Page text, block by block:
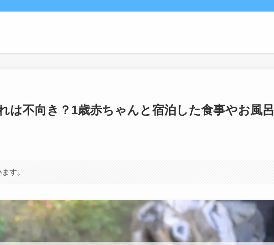
は不向き？1歳赤ちゃんと宿泊した食事やお風呂
す。